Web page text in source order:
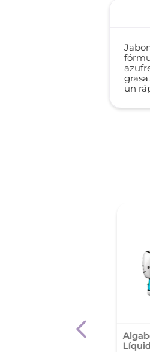
un
Veritas De Glicerina